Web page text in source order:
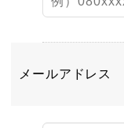
メールアドレス